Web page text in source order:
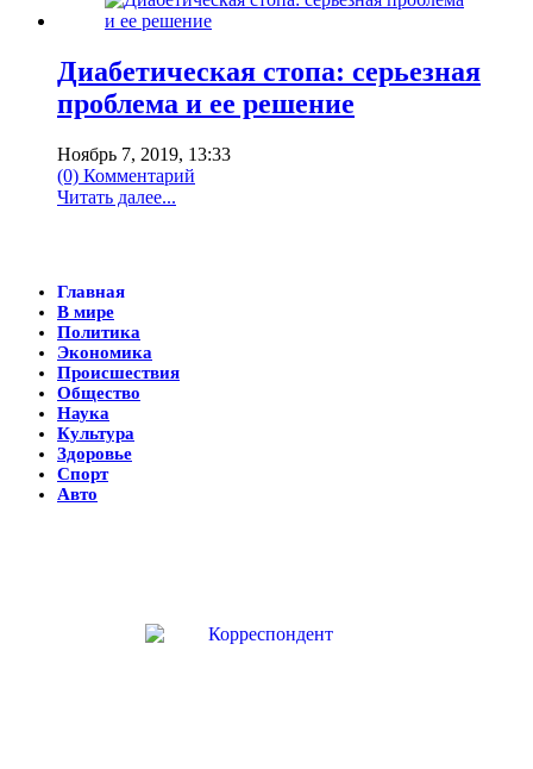
Диабетическая стопа: серьезная
проблема и ее решение
Ноябрь 7, 2019, 13:33
(0) Комментарий
Читать далее...
Главная
В мире
Политика
Экономика
Происшествия
Общество
Наука
Культура
Здоровье
Спорт
Авто